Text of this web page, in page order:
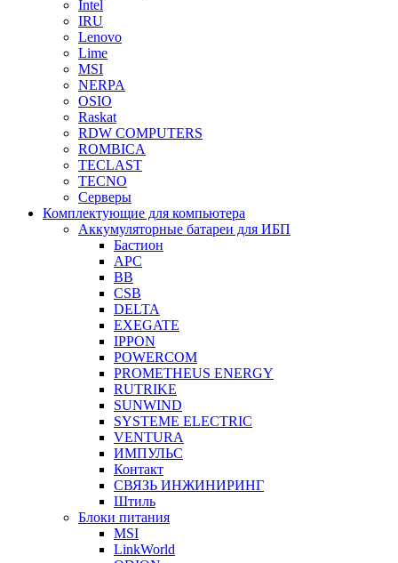
Intel
IRU
Lenovo
Lime
MSI
NERPA
OSIO
Raskat
RDW COMPUTERS
ROMBICA
TECLAST
TECNO
Серверы
Комплектующие для компьютера
Аккумуляторные батареи для ИБП
Бастион
APC
BB
CSB
DELTA
EXEGATE
IPPON
POWERCOM
PROMETHEUS ENERGY
RUTRIKE
SUNWIND
SYSTEME ELECTRIC
VENTURA
ИМПУЛЬС
Контакт
СВЯЗЬ ИНЖИНИРИНГ
Штиль
Блоки питания
MSI
LinkWorld